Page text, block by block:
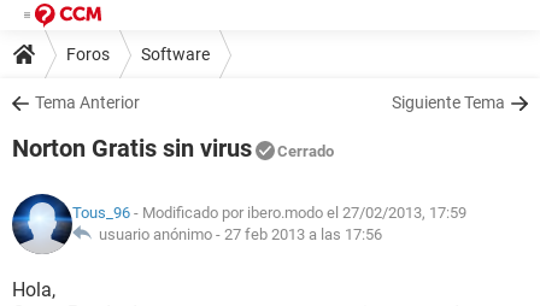
Foros Software
Tema Anterior Siguiente Tema
Norton Gratis sin virus Cerrado
Tous_96 - Modificado por ibero.modo el 27/02/2013, 17:59
usuario anónimo - 27 feb 2013 a las 17:56
Hola,